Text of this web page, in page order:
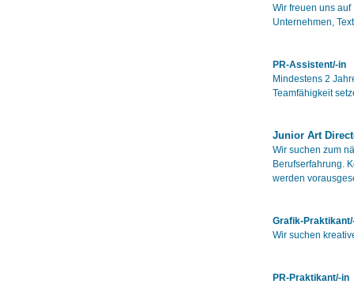
Wir freuen uns
Unternehmen,
PR-Assistent/-in
Mindestens 2
Teamfähigkeit
Junior Art
Wir suchen zum
Berufserfahrung.
werden
Grafik-
Wir suchen
PR-Praktikant/-in